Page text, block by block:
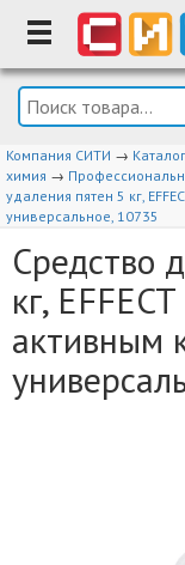
Компания СИТИ → Каталог
химия →
удаления пятен 5 кг,
универсальное, 10735
Средство
кг,
активным